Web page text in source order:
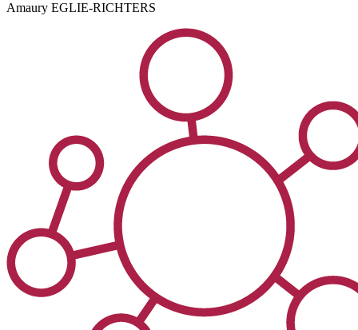
Amaury EGLIE-RICHTERS